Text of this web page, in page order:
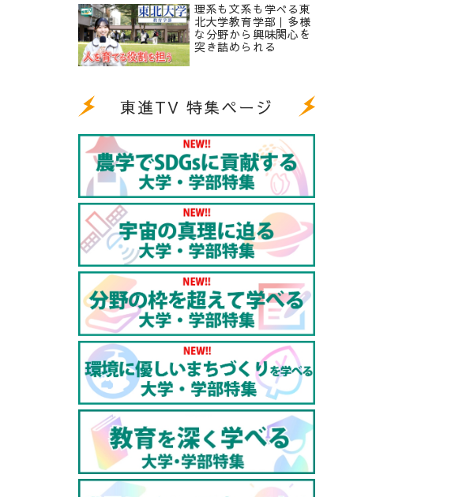
理系も文系も学べる東
北大学教育学部｜多様
な分野から興味関心を
突き詰められる
東進TV 特集ページ